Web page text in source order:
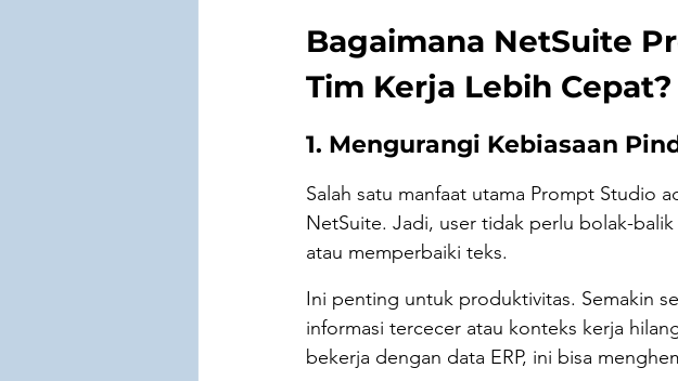
Bagaimana NetSuite
Tim Kerja Lebih Cepat?
1. Mengurangi Kebiasaan
Salah satu manfaat utama Prompt Studio
NetSuite. Jadi, user tidak perlu bolak-
atau memperbaiki teks.
Ini penting untuk produktivitas. Semakin
informasi tercecer atau konteks kerja
bekerja dengan data ERP, ini bisa